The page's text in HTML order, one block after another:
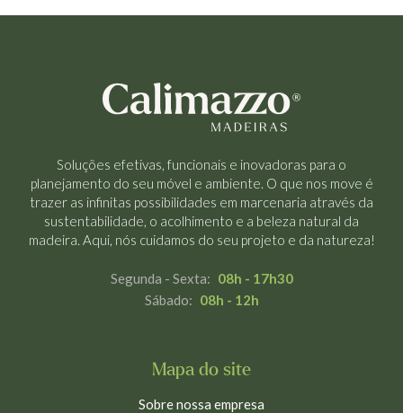
Soluções efetivas, funcionais e inovadoras para o
planejamento do seu móvel e ambiente. O que nos move é
trazer as infinitas possibilidades em marcenaria através da
sustentabilidade, o acolhimento e a beleza natural da
madeira. Aqui, nós cuidamos do seu projeto e da natureza!
Segunda - Sexta: 08h - 17h30
Sábado: 08h - 12h
Mapa do site
Sobre nossa empresa